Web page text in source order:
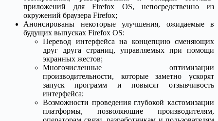
приложений для Firefox OS, непосредственно из
окружений браузера Firefox;
Анонсированы некоторые улучшения, ожидаемые в
будущих выпусках Firefox OS:
Перевод интерфейса на концепцию сменяющих
друг друга страниц, управляемых при помощи
экранных жестов;
Многочисленные оптимизации
производительности, которые заметно ускорят
запуск программ и повысят отзывчивость
интерфейса;
Возможности проведения глубокой кастомизации
платформы, позволяющие производителям,